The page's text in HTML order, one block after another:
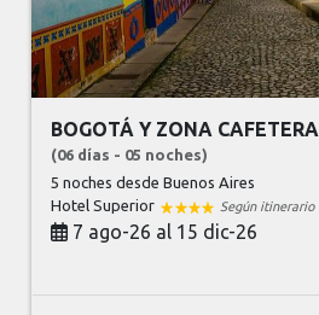
BOGOTÁ Y ZONA CAFETERA
(06 días - 05 noches)
5 nochesdesde Buenos Aires
Hotel Superior
Según itinerario
7 ago-26 al 15 dic-26